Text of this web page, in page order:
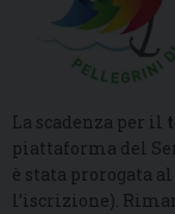
La scadenza per il
piattaforma del
è stata prorogata al
l’iscrizione).